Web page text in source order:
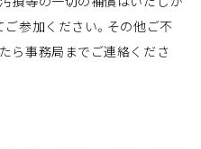
参加ください。その他ご不
ら事務局までご連絡くださ